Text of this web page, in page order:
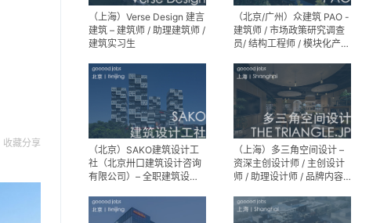
收藏分享
（上海）Verse Design 建言
建筑 – 建筑师 / 助理建筑师 /
建筑实习生
（北京/广州）众建筑 PAO -
建筑师 / 市场政策研究调查
员/ 结构工程师 / 模块化产品
师 / 机电工程师 / 实习生
（北京）SAKO建筑设计工
社（北京卅口建筑设计咨询
有限公司）– 全职建筑设计
（上海）多三角空间设计 –
资深主创设计师 / 主创设计
师 / 助理设计师 / 品牌内容